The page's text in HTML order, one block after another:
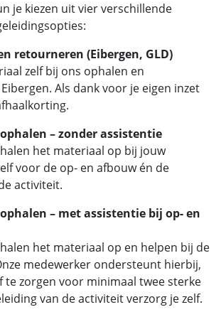
je kiezen uit vier verschillende
retourneren (Eibergen, GLD)
zelf bij ons ophalen en
Als dank voor je eigen inzet
– zonder assistentie
het materiaal op bij jouw
voor de op- en afbouw én de
activiteit.
– met assistentie bij op- en
het materiaal op en helpen bij de
medewerker ondersteunt hierbij,
te zorgen voor minimaal twee sterke
van de activiteit verzorg je zelf.